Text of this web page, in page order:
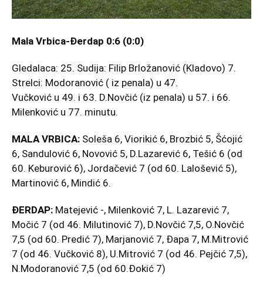
Mala Vrbica-Đerdap 0:6 (0:0)
Gledalaca: 25. Sudija: Filip Brložanović (Kladovo) 7.
Strelci: Modoranović ( iz penala) u 47.
Vučković u 49. i 63. D.Novčić (iz penala) u 57. i 66.
Milenković u 77. minutu.
MALA VRBICA: Soleša 6, Viorikić 6, Brozbić 5, Šćojić
6, Sandulović 6, Novović 5, D.Lazarević 6, Tešić 6 (od
60. Keburović 6), Jordačević 7 (od 60. Lalošević 5),
Martinović 6, Mindić 6.
ĐERDAP: Matejević -, Milenković 7, L. Lazarević 7,
Močić 7 (od 46. Milutinović 7), D.Novčić 7,5, O.Novčić
7,5 (od 60. Predić 7), Marjanović 7, Đapa 7, M.Mitrović
7 (od 46. Vučković 8), U.Mitrović 7 (od 46. Pejčić 7,5),
N.Modoranović 7,5 (od 60.Đokić 7)